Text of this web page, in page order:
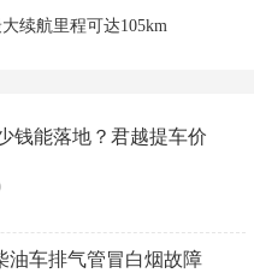
续航里程可达105km
钱能落地？君越提车价
油车排气管冒白烟故障